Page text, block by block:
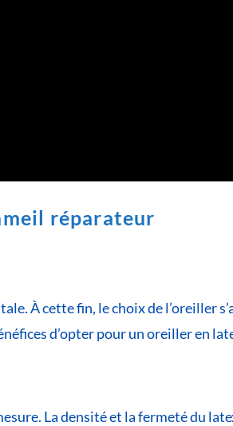
réparateur
À cette fin, le choix de l’oreiller
d’opter pour un oreiller en
La densité et la fermeté du